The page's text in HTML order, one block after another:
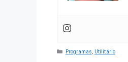
Categorias
Programas, Utilitário